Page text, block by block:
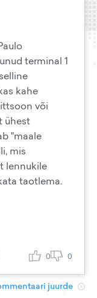
terminal 1
kahe
või
ühest
"maale
mis
lennukile
taotlema.
0 0
juurde